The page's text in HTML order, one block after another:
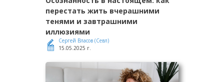
перестать жить вчерашними
тенями и завтрашними
иллюзиями
Сергей Власов (Севл)
15.05.2025 г.